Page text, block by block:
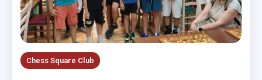
Chess Square Club